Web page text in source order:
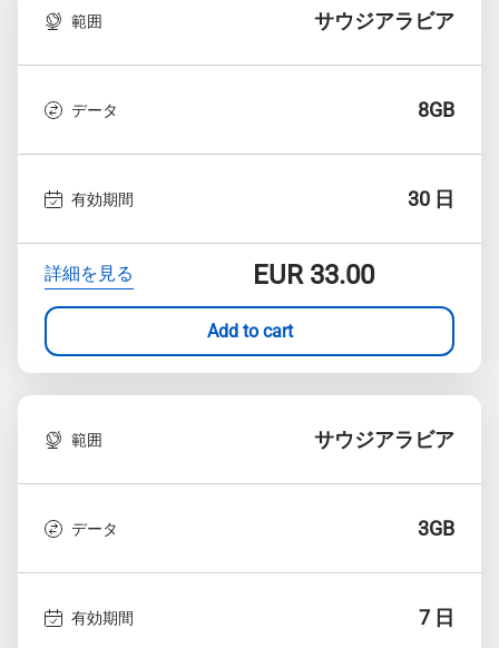
範囲 サウジアラビア
データ 8GB
有効期間 30 日
詳細を見る EUR33.00
Add to cart
範囲 サウジアラビア
データ 3GB
有効期間 7 日